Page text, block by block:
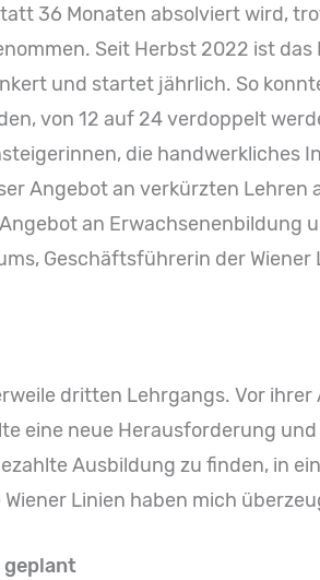
36 Monaten absolviert wird,
Seit Herbst 2022 ist
und startet jährlich. So
von 12 auf 24 verdoppelt
die handwerkliches
Angebot an verkürzten Lehren
an Erwachsenenbildung
Geschäftsführerin der
dritten Lehrgangs. Vor ihrer
eine neue Herausforderung
Ausbildung zu finden, in
Linien haben mich
geplant